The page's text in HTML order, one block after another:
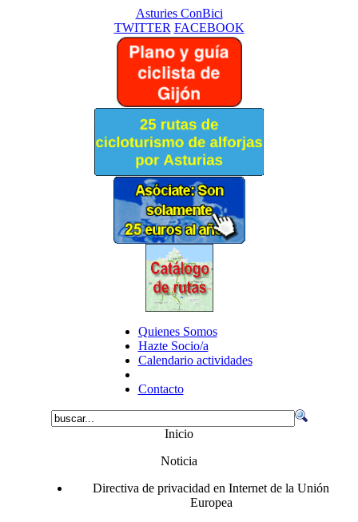
Asturies ConBici
TWITTER FACEBOOK
Quienes Somos
Hazte Socio/a
Calendario actividades
Contacto
Inicio
Noticia
Directiva de privacidad en Internet de la Unión
Europea